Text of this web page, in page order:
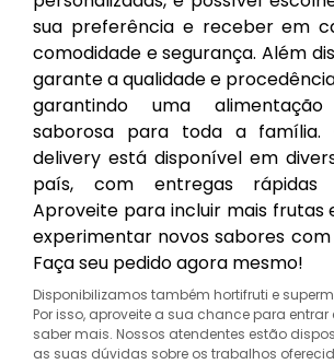
sua preferência e receber em
comodidade e segurança. Além
garante a qualidade e
garantindo uma
saborosa para toda a família.
delivery está disponível em
país, com entregas rápidas
Aproveite para incluir mais frutas
experimentar novos sabores com
Faça seu pedido agora mesmo!
Disponibilizamos também hortifruti e
Por isso, aproveite a sua chance para
saber mais. Nossos atendentes estão
as suas dúvidas sobre os trabalhos